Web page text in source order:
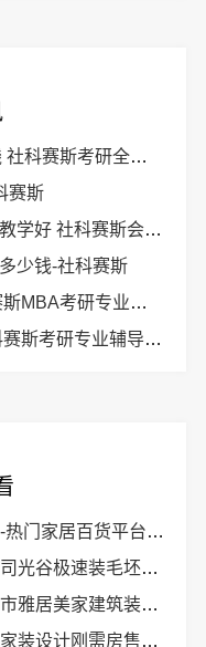
考研全年魔鬼集训营
赛斯
专硕考研五位一体循环教学
少钱-社科赛斯
考研专业辅导机构
考研专业辅导机构
家居百货平台优势
极速装毛坯房装修
饰工程有限公司全程管控
计刚需房售后完善